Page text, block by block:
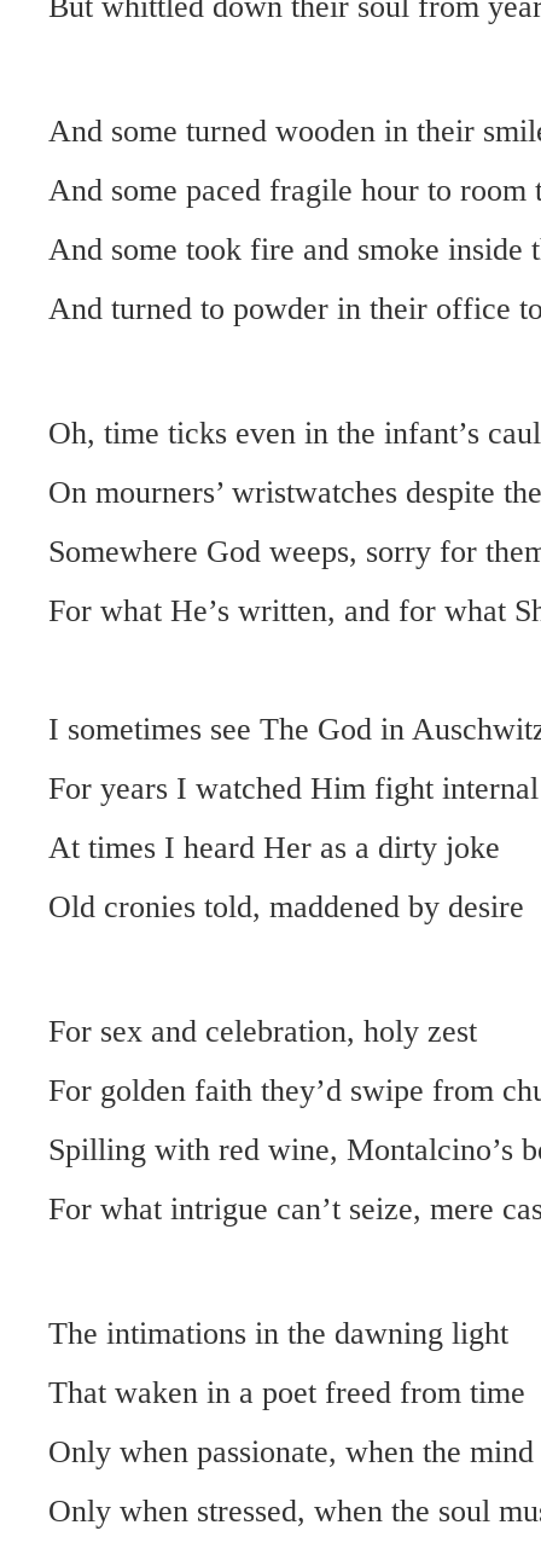
And some turned wooden in their
And some paced fragile hour to room
And some took fire and smoke inside
And turned to powder in their office
Oh, time ticks even in the infant’s
On mourners’ wristwatches despite
Somewhere God weeps, sorry for
For what He’s written, and for what
I sometimes see The God in
For years I watched Him fight
At times I heard Her as a dirty joke
Old cronies told, maddened by desire
For sex and celebration, holy zest
For golden faith they’d swipe from
Spilling with red wine, Montalcino’s
For what intrigue can’t seize, mere
The intimations in the dawning light
That waken in a poet freed from time
Only when passionate, when the
Only when stressed, when the soul